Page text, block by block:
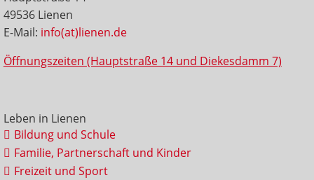
49536 Lienen
E-Mail: info(at)lienen.de
Öffnungszeiten (Hauptstraße 14 und Diekesdamm 7)
Leben in Lienen
Bildung und Schule
Familie, Partnerschaft und Kinder
Freizeit und Sport